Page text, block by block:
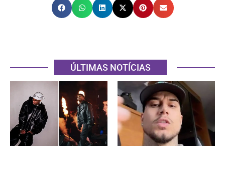
ÚLTIMAS NOTÍCIAS